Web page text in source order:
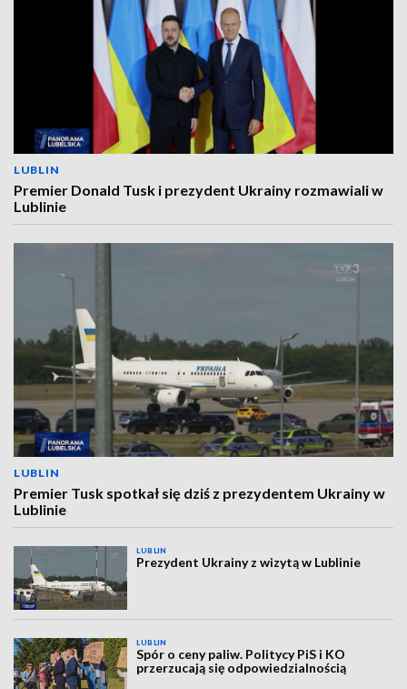
LUBLIN
Premier Donald Tusk i prezydent Ukrainy rozmawiali w
Lublinie
LUBLIN
Premier Tusk spotkał się dziś z prezydentem Ukrainy w
Lublinie
LUBLIN
Prezydent Ukrainy z wizytą w Lublinie
LUBLIN
Spór o ceny paliw. Politycy PiS i KO
przerzucają się odpowiedzialnością